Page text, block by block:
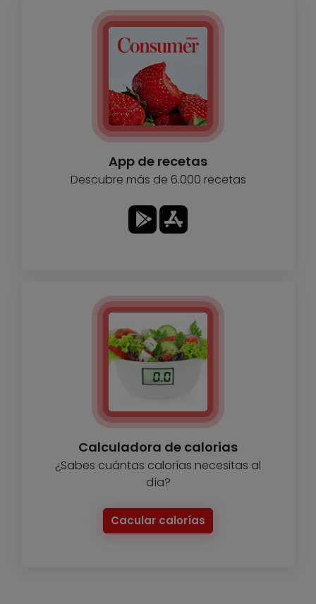
App de recetas
Descubre más de 6.000 recetas
Calculadora de calorias
¿Sabes cuántas calorías necesitas al
día?
Cacular calorías